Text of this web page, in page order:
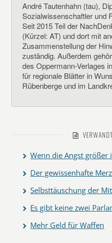
André Tautenhahn (tau),
Sozialwissenschaftler und
Seit 2015 Teil der
(Kürzel: AT) und dort mit
Zusammenstellung der
zuständig. Außerdem
des Oppermann-Verlages
für regionale Blätter in
Rübenberge und im
Wenn die Angst größer
Der gewissenhafte Merz
Selbsttäuschung der
Es gibt keine zwei
Mehr Geld für Waffen